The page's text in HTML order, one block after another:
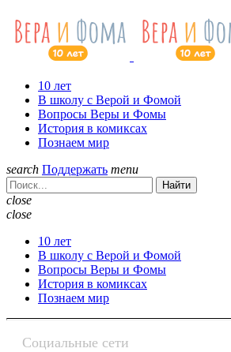
10 лет
В школу с Верой и Фомой
Вопросы Веры и Фомы
История в комиксах
Познаем мир
search Поддержать menu
Найти
close
close
10 лет
В школу с Верой и Фомой
Вопросы Веры и Фомы
История в комиксах
Познаем мир
Социальные сети